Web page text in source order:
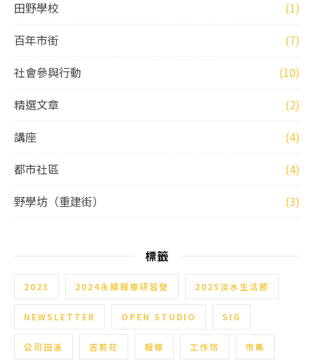
田野學校
(1)
百年市街
(7)
社會參與行動
(10)
精選文章
(2)
講座
(4)
都市社區
(4)
野學坊（重建街）
(3)
標籤
2023 2024永續報導研習營 2025淡水生活節
NEWSLETTER OPEN STUDIO SIG
公司田溪 吉剪花 報導 工作坊 市集